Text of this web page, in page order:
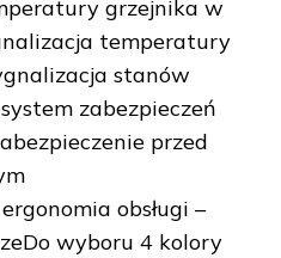
grzejnika w
temperatury
stanów
zabezpieczeń
przed
obsługi –
wyboru 4 kolory